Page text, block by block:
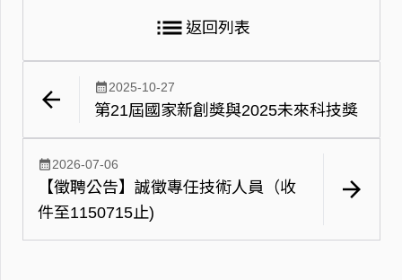
arrow_back calendar_month2025-10-27
第21屆國家新創獎與2025未來科技獎
list 返回列表
arrow_forward
calendar_month2026-07-06
【徵聘公告】誠徵專任技術人員（收
件至1150715止)